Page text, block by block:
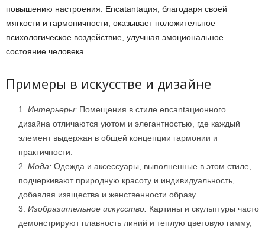
повышению настроения. Encatantaция, благодаря своей
мягкости и гармоничности, оказывает положительное
психологическое воздействие, улучшая эмоциональное
состояние человека.
Примеры в искусстве и дизайне
Интерьеры: Помещения в стиле encantaционного
дизайна отличаются уютом и элегантностью, где каждый
элемент выдержан в общей концепции гармонии и
практичности.
Мода: Одежда и аксессуары, выполненные в этом стиле,
подчеркивают природную красоту и индивидуальность,
добавляя изящества и женственности образу.
Изобразительное искусство: Картины и скульптуры часто
демонстрируют плавность линий и теплую цветовую гамму,